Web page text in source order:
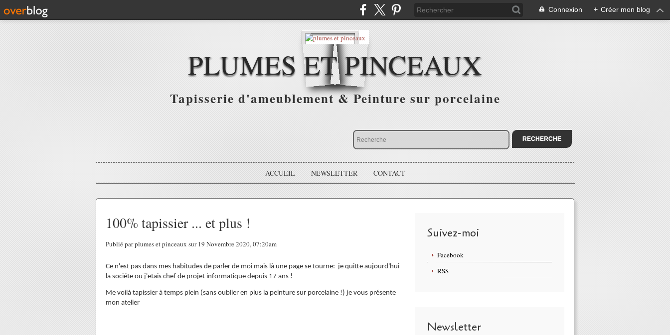
Connexion + Créer mon blog
PLUMES ET PINCEAUX
Tapisserie d'ameublement & Peinture sur porcelaine
ACCUEIL NEWSLETTER CONTACT
100% tapissier ... et plus !
Publié par plumes et pinceaux sur 19 Novembre 2020, 07:20am
Ce n'est pas dans mes habitudes de parler de moi mais là une page se tourne: je quitte aujourd'hui
la sociéte ou j'etais chef de projet informatique depuis 17 ans !
Me voilà tapissier à temps plein (sans oublier en plus la peinture sur porcelaine !) je vous présente
mon atelier
Suivez-moi
Facebook
RSS
Newsletter